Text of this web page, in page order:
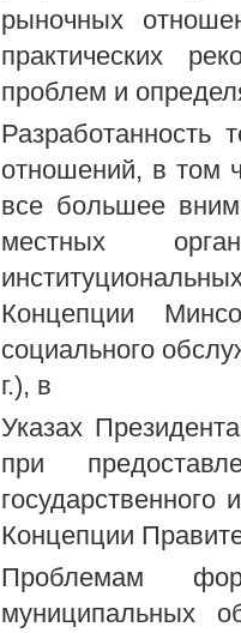
рыночных
практических
проблем и
Разработанность
отношений, в том
все большее
местных
Концепции
социального
г.), в
Указах
при
Концепции
Проблемам
муниципальных